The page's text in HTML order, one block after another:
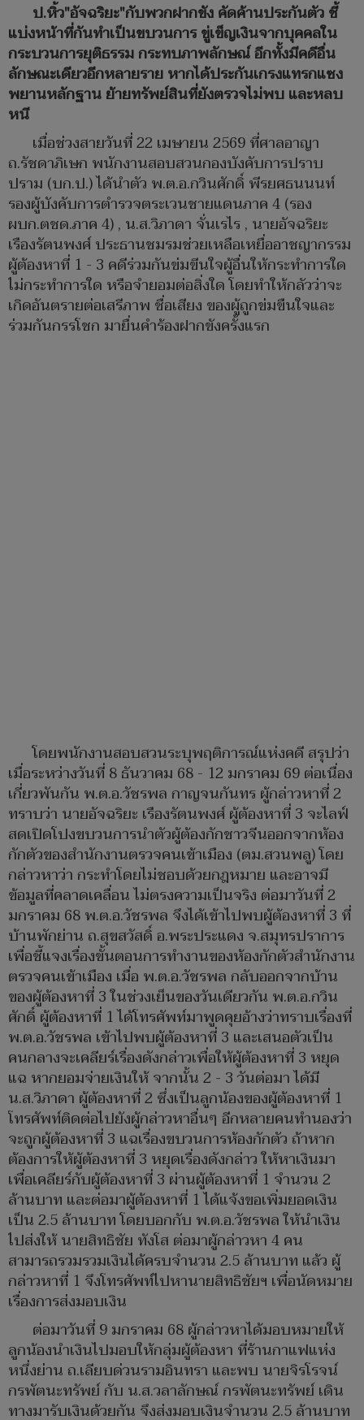
ป.หิ้ว"อัจฉริยะ"กับพวกฝากขัง คัดค้านประกันตัว ชี้
แบ่งหน้าที่กันทำเป็นขบวนการ ขู่เข็ญเงินจากบุคคลใน
กระบวนการยุติธรรม กระทบภาพลักษณ์ อีกทั้งมีคดีอื่น
ลักษณะเดียวอีกหลายราย หากได้ประกันเกรงแทรกแซง
พยานหลักฐาน ย้ายทรัพย์สินที่ยังตรวจไม่พบ และหลบ
หนี
เมื่อช่วงสายวันที่ 22 เมษายน 2569 ที่ศาลอาญา
ถ.รัชดาภิเษก พนักงานสอบสวนกองบังคับการปราบ
ปราม (บก.ป.) ได้นำตัว พ.ต.อ.กวินศักดิ์ พีรยศธนนนท์
รองผู้บังคับการตำรวจตระเวนชายแดนภาค 4 (รอง
ผบก.ตชด.ภาค 4) , น.ส.วิภาดา จั่นเรไร , นายอัจฉริยะ
เรืองรัตนพงศ์ ประธานชมรมช่วยเหลือเหยื่ออาชญากรรม
ผู้ต้องหาที่ 1 - 3 คดีร่วมกันข่มขีนใจผู้อื่นให้กระทำการใด
ไม่กระทำการใด หรือจำยอมต่อสิ่งใด โดยทำให้กลัวว่าจะ
เกิดอันตรายต่อเสรีภาพ ชื่อเสียง ของผู้ถูกข่มขืนใจและ
ร่วมกันกรรโชก มายื่นคำร้องฝากขังครั้งแรก
โดยพนักงานสอบสวนระบุพฤติการณ์แห่งคดี สรุปว่า
เมื่อระหว่างวันที่ 8 ธันวาคม 68 - 12 มกราคม 69 ต่อเนื่อง
เกี่ยวพันกัน พ.ต.อ.วัชรพล กาญจนกันทร ผู้กล่าวหาที่ 2
ทราบว่า นายอัจฉริยะ เรืองรัตนพงศ์ ผู้ต้องหาที่ 3 จะไลฟ์
สดเปิดโปงขบวนการนำตัวผู้ต้องกักชาวจีนออกจากห้อง
กักตัวของสำนักงานตรวจคนเข้าเมือง (ตม.สวนพลู) โดย
กล่าวหาว่า กระทำโดยไม่ชอบด้วยกฎหมาย และอาจมี
ข้อมูลที่คลาดเคลื่อน ไม่ตรงความเป็นจริง ต่อมาวันที่ 2
มกราคม 68 พ.ต.อ.วัชรพล จึงได้เข้าไปพบผู้ต้องหาที่ 3 ที่
บ้านพักย่าน ถ.สุขสวัสดิ์ อ.พระประแดง จ.สมุทรปราการ
เพื่อชี้แจงเรื่องขั้นตอนการทำงานของห้องกักตัวสำนักงาน
ตรวจคนเข้าเมือง เมื่อ พ.ต.อ.วัชรพล กลับออกจากบ้าน
ของผู้ต้องหาที่ 3 ในช่วงเย็นของวันเดียวกัน พ.ต.อ.กวิน
ศักดิ์ ผู้ต้องหาที่ 1 ได้โทรศัพท์มาพูดคุยอ้างว่าทราบเรื่องที่
พ.ต.อ.วัชรพล เข้าไปพบผู้ต้องหาที่ 3 และเสนอตัวเป็น
คนกลางจะเคลียร์เรื่องดังกล่าวเพื่อให้ผู้ต้องหาที่ 3 หยุด
แฉ หากยอมจ่ายเงินให้ จากนั้น 2 - 3 วันต่อมา ได้มี
น.ส.วิภาดา ผู้ต้องหาที่ 2 ซึ่งเป็นลูกน้องของผู้ต้องหาที่ 1
โทรศัพท์ติดต่อไปยังผู้กล่าวหาอื่นๆ อีกหลายคนทำนองว่า
จะถูกผู้ต้องหาที่ 3 แฉเรื่องขบวนการห้องกักตัว ถ้าหาก
ต้องการให้ผู้ต้องหาที่ 3 หยุดเรื่องดังกล่าว ให้หาเงินมา
เพื่อเคลียร์กับผู้ต้องหาที่ 3 ผ่านผู้ต้องหาที่ 1 จำนวน 2
ล้านบาท และต่อมาผู้ต้องหาที่ 1 ได้แจ้งขอเพิ่มยอดเงิน
เป็น 2.5 ล้านบาท โดยบอกกับ พ.ต.อ.วัชรพล ให้นำเงิน
ไปส่งให้ นายสิทธิชัย ทังโส ต่อมาผู้กล่าวหา 4 คน
สามารถรวมรวมเงินได้ครบจำนวน 2.5 ล้านบาท แล้ว ผู้
กล่าวหาที่ 1 จึงโทรศัพท์ไปหานายสิทธิชัยฯ เพื่อนัดหมาย
เรื่องการส่งมอบเงิน
ต่อมาวันที่ 9 มกราคม 68 ผู้กล่าวหาได้มอบหมายให้
ลูกน้องนำเงินไปมอบให้กลุ่มผู้ต้องหา ที่ร้านกาแฟแห่ง
หนึ่งย่าน ถ.เลียบด่วนรามอินทรา และพบ นายจิรโรจน์
กรพัตนะทรัพย์ กับ น.ส.วลาลักษณ์ กรพัตนะทรัพย์ เดิน
ทางมารับเงินด้วยกัน จึงส่งมอบเงินจำนวน 2.5 ล้านบาท